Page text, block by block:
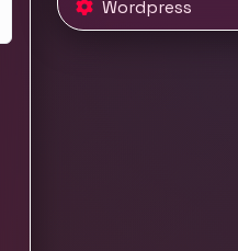
Wordpress